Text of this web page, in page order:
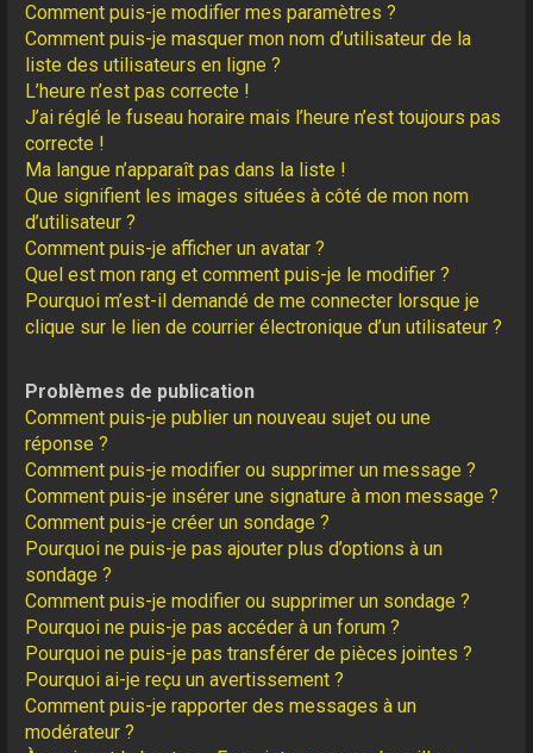
Comment puis-je modifier mes paramètres ?
Comment puis-je masquer mon nom d’utilisateur de la
liste des utilisateurs en ligne ?
L’heure n’est pas correcte !
J’ai réglé le fuseau horaire mais l’heure n’est toujours pas
correcte !
Ma langue n’apparaît pas dans la liste !
Que signifient les images situées à côté de mon nom
d’utilisateur ?
Comment puis-je afficher un avatar ?
Quel est mon rang et comment puis-je le modifier ?
Pourquoi m’est-il demandé de me connecter lorsque je
clique sur le lien de courrier électronique d’un utilisateur ?
Problèmes de publication
Comment puis-je publier un nouveau sujet ou une
réponse ?
Comment puis-je modifier ou supprimer un message ?
Comment puis-je insérer une signature à mon message ?
Comment puis-je créer un sondage ?
Pourquoi ne puis-je pas ajouter plus d’options à un
sondage ?
Comment puis-je modifier ou supprimer un sondage ?
Pourquoi ne puis-je pas accéder à un forum ?
Pourquoi ne puis-je pas transférer de pièces jointes ?
Pourquoi ai-je reçu un avertissement ?
Comment puis-je rapporter des messages à un
modérateur ?